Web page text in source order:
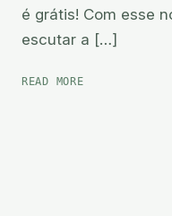
é grátis! Com esse
escutar a […]
READ MORENOVO